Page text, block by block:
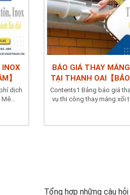
INOX
】
dịch
BÁO GIÁ THAY
TẠI THANH OAI【
Contents1 Bảng báo giá
vụ thi công thay máng xối
Tổng hợp những câu